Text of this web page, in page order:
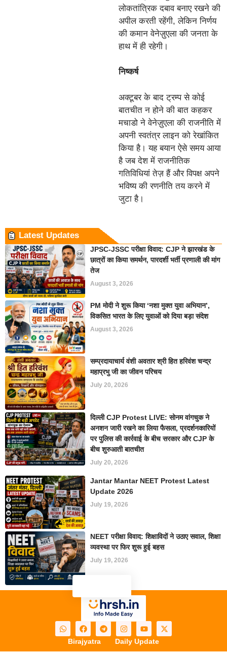
लोकतांत्रिक दबाव बनाए रखने की
अपील करती रहेंगी, लेकिन निर्णय
की कमान वेनेज़ुएला की जनता के
हाथ में ही रहेगी।
निष्कर्ष
अक्टूबर के बाद ट्रम्प से कोई
बातचीत न होने की बात कहकर
मचाडो ने वेनेज़ुएला की राजनीति में
अपनी स्वतंत्र लाइन को रेखांकित
किया है। यह बयान ऐसे समय आया
है जब देश में राजनीतिक
गतिविधियां तेज़ हैं और विपक्ष अपने
भविष्य की रणनीति तय करने में
जुटा है।
Latest Updates
JPSC-JSSC परीक्षा विवाद: CJP ने झारखंड के
छात्रों का किया समर्थन, पारदर्शी भर्ती प्रणाली की मांग
तेज
August 3, 2026
PM मोदी ने शुरू किया ‘नशा मुक्त युवा अभियान’,
विकसित भारत के लिए युवाओं को दिया बड़ा संदेश
August 3, 2026
सम्प्रदायाचार्य वंशी अवतार श्री हित हरिवंश चन्द्र
महाप्रभु जी का जीवन परिचय
July 20, 2026
दिल्ली CJP Protest LIVE: सोनम वांगचुक ने
अनशन जारी रखने का लिया फैसला, प्रदर्शनकारियों
पर पुलिस की कार्रवाई के बीच सरकार और CJP के
बीच शुरुआती बातचीत
July 20, 2026
Jantar Mantar NEET Protest Latest
Update 2026
July 19, 2026
NEET परीक्षा विवाद: शिक्षाविदों ने उठाए सवाल, शिक्षा
व्यवस्था पर फिर शुरू हुई बहस
July 19, 2026
Birajyatra Daily Update